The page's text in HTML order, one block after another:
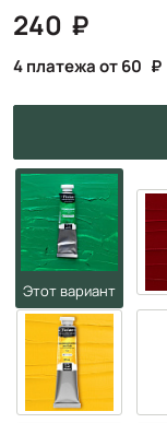
240
4 платежа от 60